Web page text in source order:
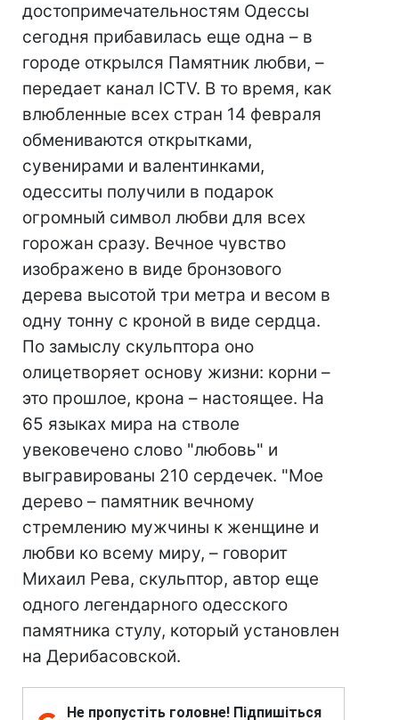
достопримечательностям Одессы
сегодня прибавилась еще одна – в
городе открылся Памятник любви, –
передает канал ICTV. В то время, как
влюбленные всех стран 14 февраля
обмениваются открытками,
сувенирами и валентинками,
одесситы получили в подарок
огромный символ любви для всех
горожан сразу. Вечное чувство
изображено в виде бронзового
дерева высотой три метра и весом в
одну тонну с кроной в виде сердца.
По замыслу скульптора оно
олицетворяет основу жизни: корни –
это прошлое, крона – настоящее. На
65 языках мира на стволе
увековечено слово "любовь" и
выгравированы 210 сердечек. "Мое
дерево – памятник вечному
стремлению мужчины к женщине и
любви ко всему миру, – говорит
Михаил Рева, скульптор, автор еще
одного легендарного одесского
памятника стулу, который установлен
на Дерибасовской.
Не пропустіть головне! Підпишіться